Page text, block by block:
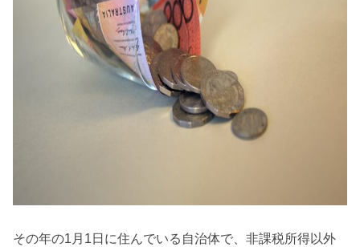
その年の1月1日に住んでいる自治体で、非課税所得以外